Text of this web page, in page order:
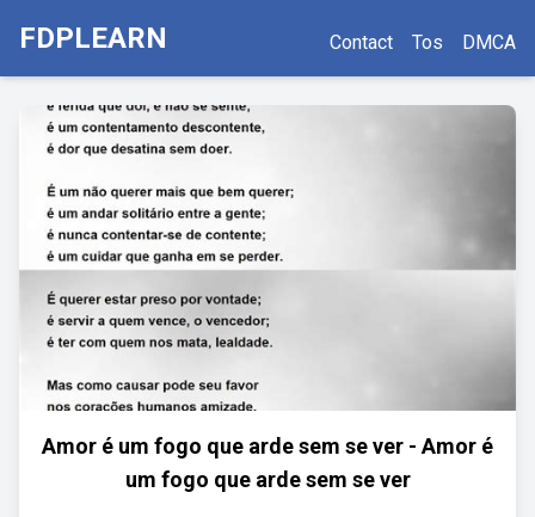
FDPLEARN Contact Tos DMCA
Amor é um fogo que arde sem se ver - Amor é
um fogo que arde sem se ver